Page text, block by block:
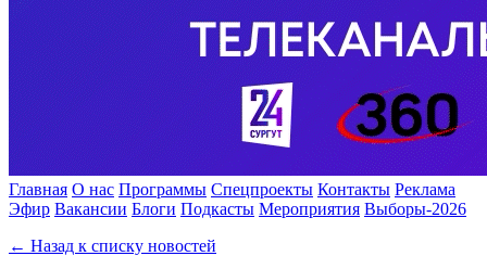
Главная О нас Программы Спецпроекты Контакты Реклама
Эфир Вакансии Блоги Подкасты Мероприятия Выборы-2026
← Назад к списку новостей